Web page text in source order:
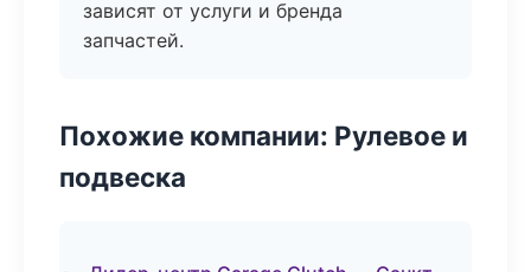
зависят от услуги и бренда
запчастей.
Похожие компании: Рулевое и
подвеска